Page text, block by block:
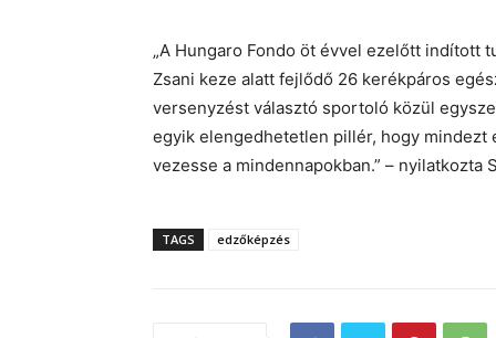
„A Hungaro Fondo öt évvel ezelőtt indított
Zsani keze alatt fejlődő 26 kerékpáros
versenyzést választó sportoló közül
egyik elengedhetetlen pillér, hogy
vezesse a mindennapokban.” –
TAGS edzőképzés